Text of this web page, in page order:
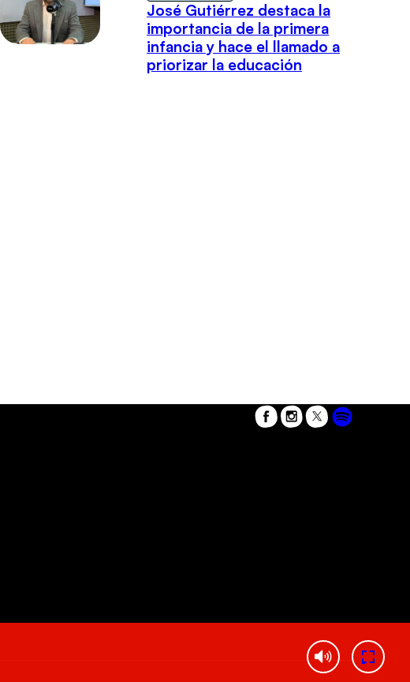
José Gutiérrez destaca la
importancia de la primera
infancia y hace el llamado a
priorizar la educación